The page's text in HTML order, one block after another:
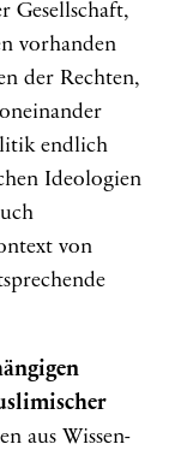
Gesellschaft,
vorhanden
der Rechten,
endlich
Ideologien
von
aus Wissen­